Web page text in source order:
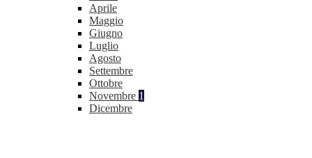
Aprile
Maggio
Giugno
Luglio
Agosto
Settembre
Ottobre
Novembre 1
Dicembre